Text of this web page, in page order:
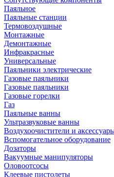
Паяльное
Паяльные станции
Термовоздушные
Монтажные
Демонтажные
Инфракрасные
Универсальные
Паяльники электрические
Газовые паяльники
Газовые паяльники
Газовые горелки
Газ
Паяльные ванны
Ультразвуковые ванны
Воздухоочистители и
Вспомогательное оборудование
Дозаторы
Вакуумные манипуляторы
Оловоотсосы
Клеевые пистолеты